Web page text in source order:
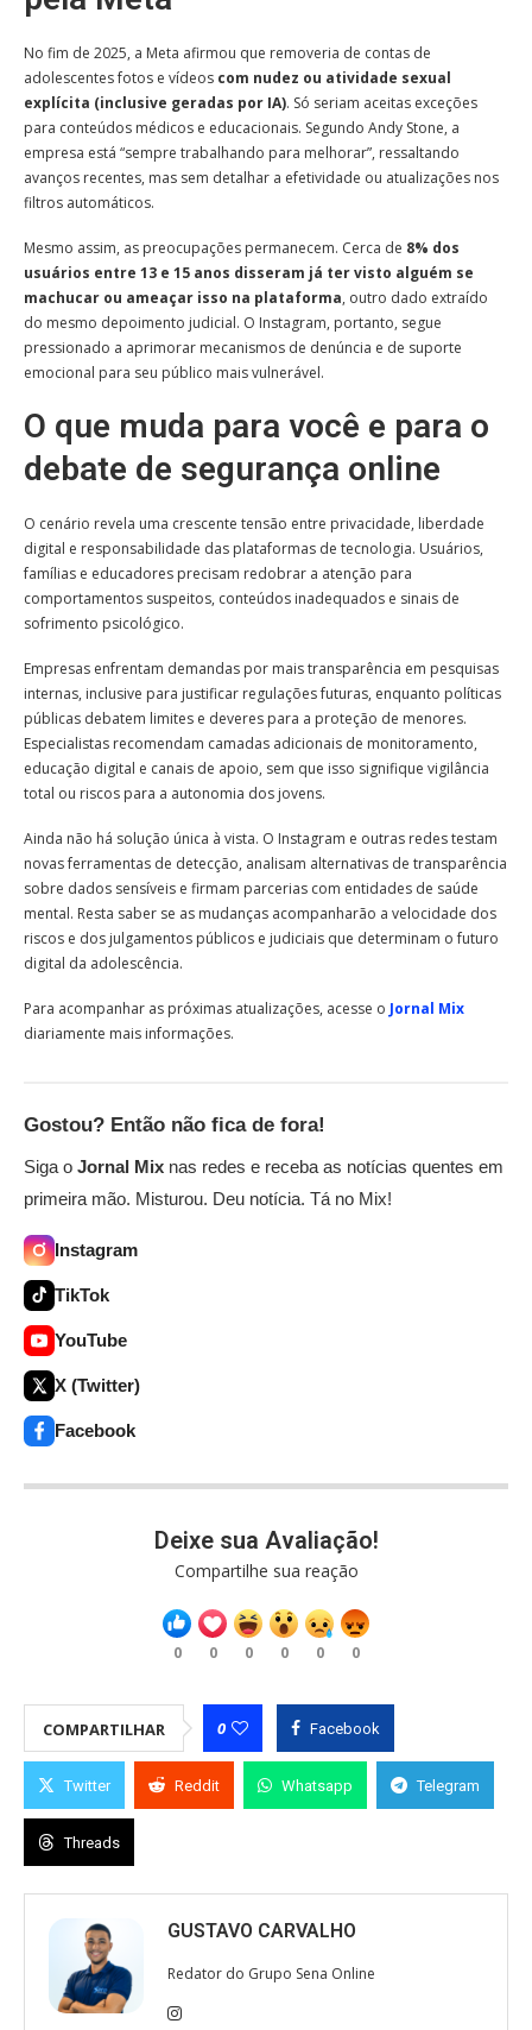
No fim de 2025, a Meta afirmou que removeria de contas de
adolescentes fotos e vídeos com nudez ou atividade sexual
explícita (inclusive geradas por IA). Só seriam aceitas exceções
para conteúdos médicos e educacionais. Segundo Andy Stone, a
empresa está “sempre trabalhando para melhorar”, ressaltando
avanços recentes, mas sem detalhar a efetividade ou atualizações nos
filtros automáticos.
Mesmo assim, as preocupações permanecem. Cerca de 8% dos
usuários entre 13 e 15 anos disseram já ter visto alguém se
machucar ou ameaçar isso na plataforma, outro dado extraído
do mesmo depoimento judicial. O Instagram, portanto, segue
pressionado a aprimorar mecanismos de denúncia e de suporte
emocional para seu público mais vulnerável.
O que muda para você e para o
debate de segurança online
O cenário revela uma crescente tensão entre privacidade, liberdade
digital e responsabilidade das plataformas de tecnologia. Usuários,
famílias e educadores precisam redobrar a atenção para
comportamentos suspeitos, conteúdos inadequados e sinais de
sofrimento psicológico.
Empresas enfrentam demandas por mais transparência em pesquisas
internas, inclusive para justificar regulações futuras, enquanto políticas
públicas debatem limites e deveres para a proteção de menores.
Especialistas recomendam camadas adicionais de monitoramento,
educação digital e canais de apoio, sem que isso signifique vigilância
total ou riscos para a autonomia dos jovens.
Ainda não há solução única à vista. O Instagram e outras redes testam
novas ferramentas de detecção, analisam alternativas de transparência
sobre dados sensíveis e firmam parcerias com entidades de saúde
mental. Resta saber se as mudanças acompanharão a velocidade dos
riscos e dos julgamentos públicos e judiciais que determinam o futuro
digital da adolescência.
Para acompanhar as próximas atualizações, acesse o Jornal Mix
diariamente mais informações.
Gostou? Então não fica de fora!
Siga o Jornal Mix nas redes e receba as notícias quentes em
primeira mão. Misturou. Deu notícia. Tá no Mix!
Instagram
TikTok
YouTube
X (Twitter)
Facebook
Deixe sua Avaliação!
Compartilhe sua reação
0 0 0 0 0 0
COMPARTILHAR 0 Facebook
Twitter Reddit Whatsapp Telegram
Threads
GUSTAVO CARVALHO
Redator do Grupo Sena Online